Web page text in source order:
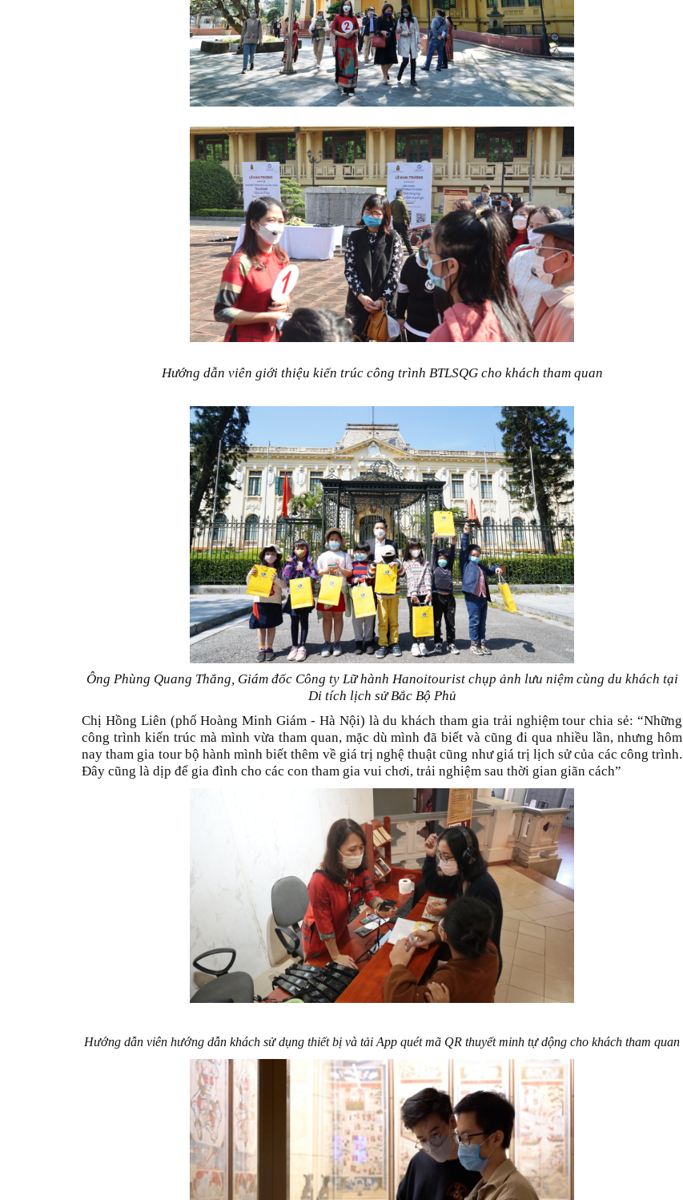
Hướng dẫn viên giới thiệu kiến trúc công trình BTLSQG cho khách tham quan
Ông Phùng Quang Thắng, Giám đốc Công ty Lữ hành Hanoitourist chụp ảnh lưu niệm cùng du khách tại
Di tích lịch sử Bắc Bộ Phủ
Chị Hồng Liên (phố Hoàng Minh Giám - Hà Nội) là du khách tham gia trải nghiệm tour chia sẻ: “Những
công trình kiến trúc mà mình vừa tham quan, mặc dù mình đã biết và cũng đi qua nhiều lần, nhưng hôm
nay tham gia tour bộ hành mình biết thêm về giá trị nghệ thuật cũng như giá trị lịch sử của các công trình.
Đây cũng là dịp để gia đình cho các con tham gia vui chơi, trải nghiệm sau thời gian giãn cách”
Hướng dẫn viên hướng dẫn khách sử dụng thiết bị và tải App quét mã QR thuyết minh tự dộng cho khách tham quan